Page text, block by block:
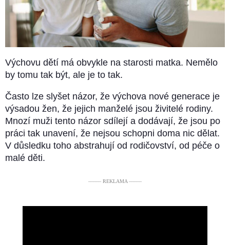
Výchovu dětí má obvykle na starosti matka. Nemělo
by tomu tak být, ale je to tak.
Často lze slyšet názor, že výchova nové generace je
výsadou žen, že jejich manželé jsou živitelé rodiny.
Mnozí muži tento názor sdílejí a dodávají, že jsou po
práci tak unavení, že nejsou schopni doma nic dělat.
V důsledku toho abstrahují od rodičovství, od péče o
malé děti.
––––– REKLAMA –––––